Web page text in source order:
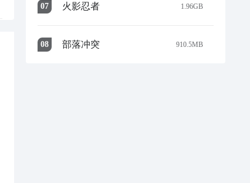
07 火影忍者 1.96GB
08 部落冲突 910.5MB